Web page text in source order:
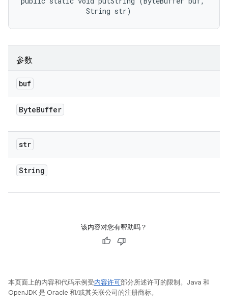
                String str)
参数
buf
ByteBuffer
str
String
该内容对您有帮助吗？
本页面上的内容和代码示例受内容许可部分所述许可的限制。Java 和
OpenJDK 是 Oracle 和/或其关联公司的注册商标。